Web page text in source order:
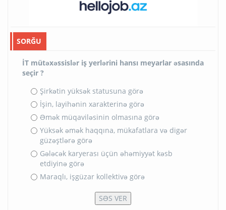
SORĞU
İT mütəxəssislər iş yerlərini hansı meyarlar əsasında
seçir ?
Şirkətin yüksək statusuna görə
İşin, layihənin xarakterinə görə
Əmək müqaviləsinin olmasına görə
Yüksək əmək haqqına, mükafatlara və digər
güzəştlərə görə
Gələcək karyerası üçün əhəmiyyət kəsb
etdiyinə görə
Maraqlı, işgüzar kollektivə görə